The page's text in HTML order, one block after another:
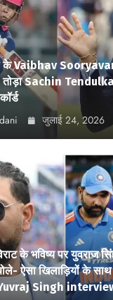
के Vaibhav
तोड़ा Sachin
जुलाई 24, 2026
के भविष्य पर युवराज
ऐसा खिलाड़ियों के साथ
Yuvraj Singh